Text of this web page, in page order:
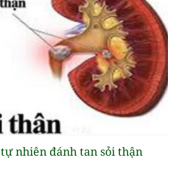
nhiên đánh tan sỏi thận